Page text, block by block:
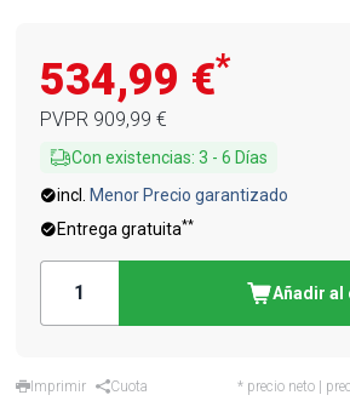
534,99 €*
PVPR 909,99 €
Con existencias: 3 - 6 Días
incl.
Menor Precio garantizado
Entrega gratuita**
Añadir al
Imprimir Cuota * precio neto |